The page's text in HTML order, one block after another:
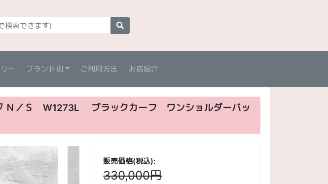
ー ブランド別 ご利用方法 お店紹介
Ｎ／Ｓ W1273L ブラックカーフ ワンショルダーバッ
販売価格(税込):
330,000円